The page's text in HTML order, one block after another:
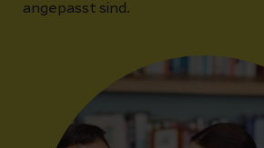
angepasst sind.